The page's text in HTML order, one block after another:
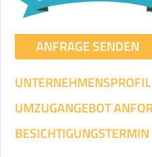
ANFRAGE SENDEN
UNTERNEHMENSPROFIL
UMZUGANGEBOT